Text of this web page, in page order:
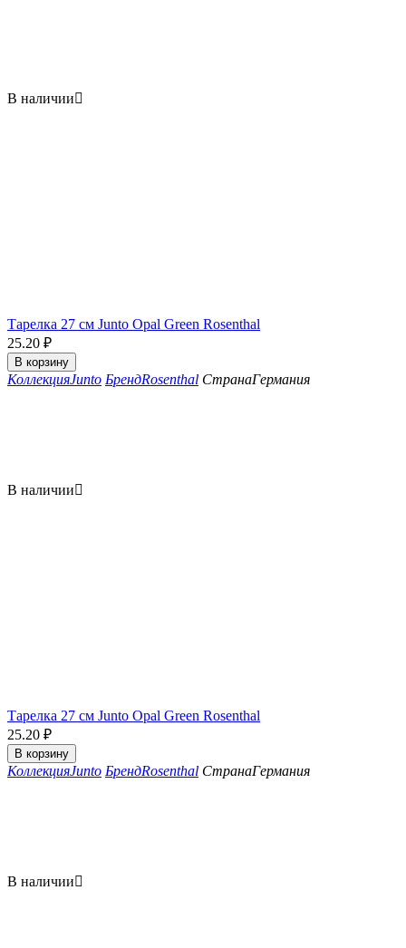
В наличии
Тарелка 27 см Junto Opal Green Rosenthal
25.20 ₽
В корзину
КоллекцияJunto БрендRosenthal СтранаГермания
В наличии
Тарелка 27 см Junto Opal Green Rosenthal
25.20 ₽
В корзину
КоллекцияJunto БрендRosenthal СтранаГермания
В наличии